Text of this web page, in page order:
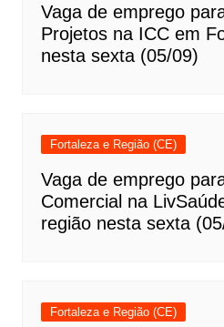
Vaga de emprego
Projetos na ICC em
nesta sexta (05/09)
Fortaleza e Região (CE)
Vaga de emprego
Comercial na
região nesta sexta
Fortaleza e Região (CE)